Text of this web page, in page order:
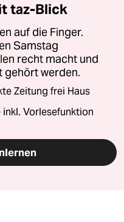
taz-Blick
auf die Finger.
Samstag
recht macht und
gehört werden.
Zeitung frei Haus
Vorlesefunktion